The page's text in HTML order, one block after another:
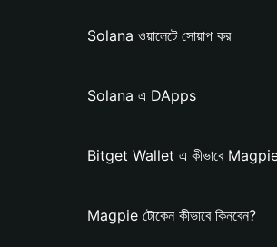
Solana ওয়ালেটে সোয়াপ কর
Solana এ DApps
Bitget Wallet এ কীভাবে Magpie
Magpie টোকেন কীভাবে কিনবেন?